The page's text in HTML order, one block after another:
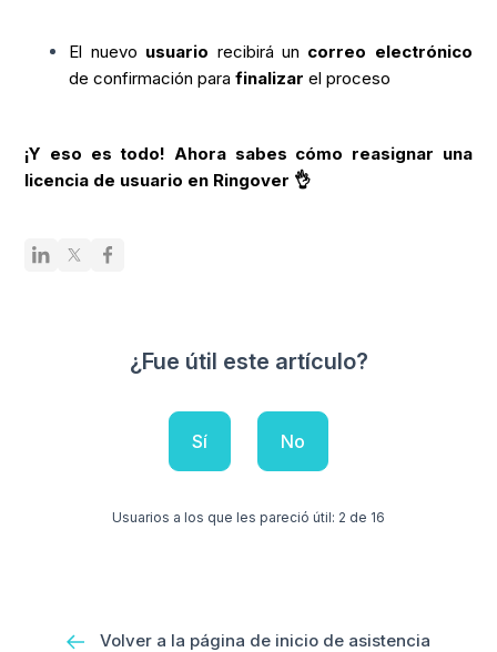
El nuevo usuario recibirá un correo electrónico
de confirmación parafinalizar el proceso
¡Y eso es todo! Ahora sabes cómo reasignar una
licencia de usuario en Ringover 👌
¿Fue útil este artículo?
Sí No
Usuarios a los que les pareció útil: 2 de 16
Volver a la página de inicio de asistencia